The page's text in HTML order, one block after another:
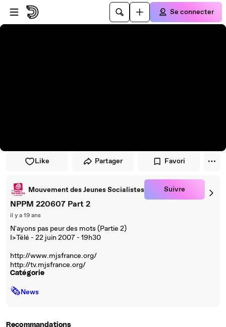
Passer au player
Passer au contenu principal
Se connecter
Like Partager Favori
Mouvement des Jeunes Socialistes Suivre
NPPM 220607 Part 2
il y a 19 ans
N'ayons pas peur des mots (Partie 2)
I>Télé - 22 juin 2007 - 19h30
http://www.mjsfrance.org/
http://tv.mjsfrance.org/
Catégorie
🗞News
Recommandations